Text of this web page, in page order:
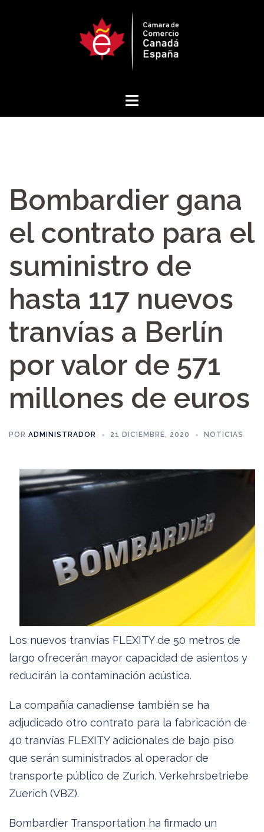
Bombardier gana
el contrato para el
suministro de
hasta 117 nuevos
tranvías a Berlín
por valor de 571
millones de euros
POR ADMINISTRADOR 21 DICIEMBRE, 2020 NOTICIAS
Los nuevos tranvías FLEXITY de 50 metros de
largo ofrecerán mayor capacidad de asientos y
reducirán la contaminación acústica.
La compañía canadiense también se ha
adjudicado otro contrato para la fabricación de
40 tranvías FLEXITY adicionales de bajo piso
que serán suministrados al operador de
transporte público de Zurich, Verkehrsbetriebe
Zuerich (VBZ).
Bombardier Transportation ha firmado un